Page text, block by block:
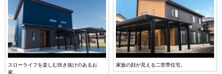
スローライフを楽しむ吹き抜けのあるお
家。
家族の顔が見える二世帯住宅。